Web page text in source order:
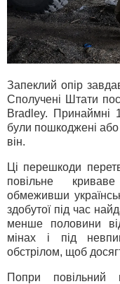
Запеклий опір
Сполучені Штати
Bradley. Принаймні
були пошкоджені або
він.
Ці перешкоди
повільне
обмеживши
здобутої під час
менше половини
мінах і під
обстрілом, щоб
Попри повільний